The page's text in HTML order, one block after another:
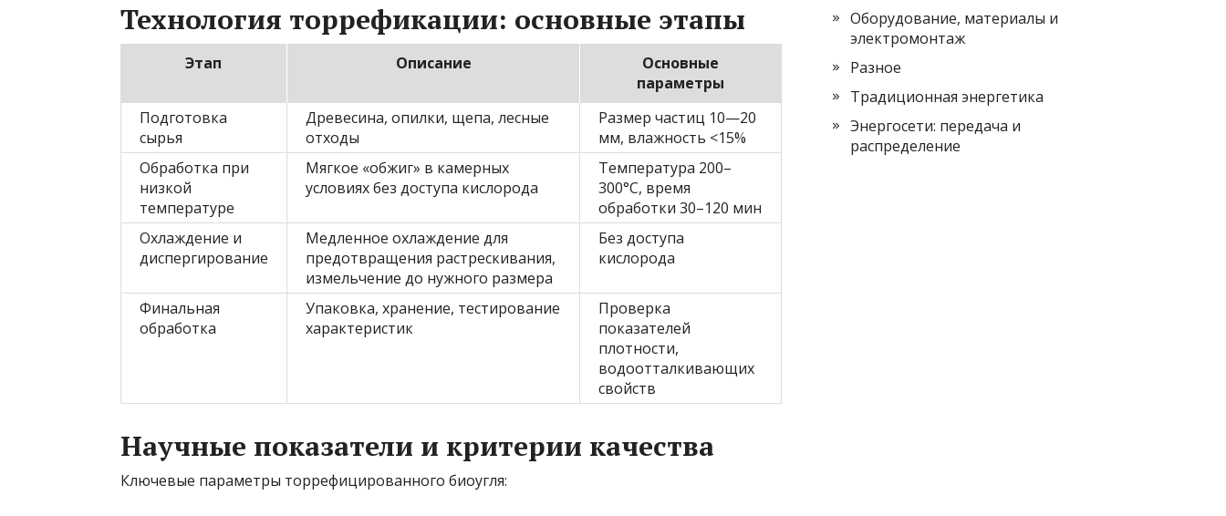
Технология торрефикации: основные этапы
Этап Описание
Основные
параметры
Подготовка
сырья
Древесина, опилки, щепа, лесные
отходы
Размер частиц 10—20
мм, влажность <15%
Обработка при
низкой
температуре
Мягкое «обжиг» в камерных
условиях без доступа кислорода
Температура 200–
300°C, время
обработки 30–120 мин
Охлаждение и
диспергирование
Медленное охлаждение для
предотвращения растрескивания,
измельчение до нужного размера
Без доступа
кислорода
Финальная
обработка
Упаковка, хранение, тестирование
характеристик
Проверка
показателей
плотности,
водоотталкивающих
свойств
Научные показатели и критерии качества
Ключевые параметры торрефицированного биоугля:
Оборудование, материалы и
электромонтаж
Разное
Традиционная энергетика
Энергосети: передача и
распределение